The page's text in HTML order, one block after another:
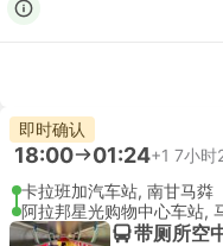
即时确认
18:00 01:24+1 7小时
卡拉班加汽车站, 南甘马粦
阿拉邦星光购物中心车站,
带厕所空